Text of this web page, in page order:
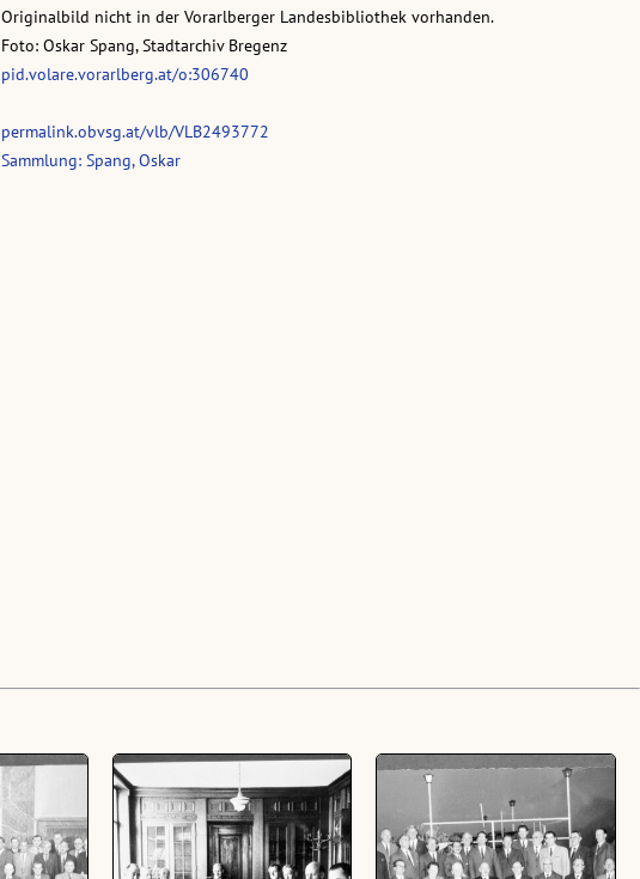
Originalbild nicht in der Vorarlberger Landesbibliothek vorhanden.
Foto: Oskar Spang, Stadtarchiv Bregenz
pid.volare.vorarlberg.at/o:306740
permalink.obvsg.at/vlb/VLB2493772
Sammlung: Spang, Oskar